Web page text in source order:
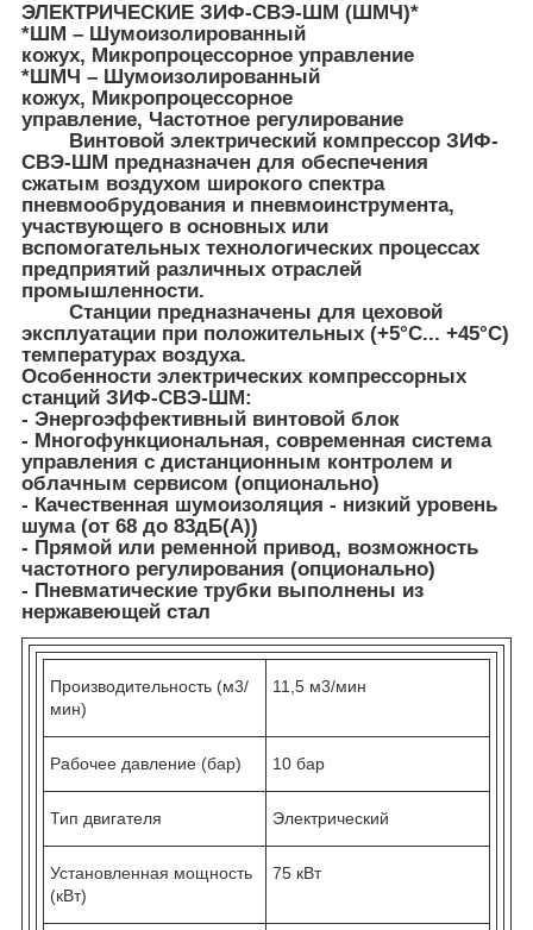
ЭЛЕКТРИЧЕСКИЕ ЗИФ-СВЭ-ШМ (ШМЧ)*
*ШМ – Шумоизолированный
кожух, Микропроцессорное управление
*ШМЧ – Шумоизолированный
кожух, Микропроцессорное
управление, Частотное регулирование
Винтовой электрический компрессор ЗИФ-
СВЭ-ШМ предназначен для обеспечения
сжатым воздухом широкого спектра
пневмообрудования и пневмоинструмента,
участвующего в основных или
вспомогательных технологических процессах
предприятий различных отраслей
промышленности.
Станции предназначены для цеховой
эксплуатации при положительных (+5°С... +45°С)
температурах воздуха.
Особенности электрических компрессорных
станций ЗИФ-СВЭ-ШМ:
- Энергоэффективный винтовой блок
- Многофункциональная, современная система
управления с дистанционным контролем и
облачным сервисом (опционально)
- Качественная шумоизоляция - низкий уровень
шума (от 68 до 83дБ(A))
- Прямой или ременной привод, возможность
частотного регулирования (опционально)
- Пневматические трубки выполнены из
нержавеющей стал
Производительность (м3/
мин)
11,5 м3/мин
Рабочее давление (бар) 10 бар
Тип двигателя Электрический
Установленная мощность
(кВт)
75 кВт